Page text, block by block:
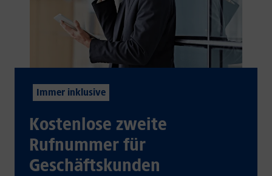
Immer inklusive
Kostenlose zweite
Rufnummer für
Geschäftskunden